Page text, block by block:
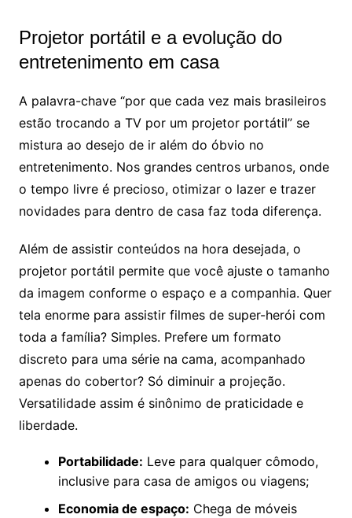
Projetor portátil e a evolução do
entretenimento em casa
A palavra-chave “por que cada vez mais brasileiros
estão trocando a TV por um projetor portátil” se
mistura ao desejo de ir além do óbvio no
entretenimento. Nos grandes centros urbanos, onde
o tempo livre é precioso, otimizar o lazer e trazer
novidades para dentro de casa faz toda diferença.
Além de assistir conteúdos na hora desejada, o
projetor portátil permite que você ajuste o tamanho
da imagem conforme o espaço e a companhia. Quer
tela enorme para assistir filmes de super-herói com
toda a família? Simples. Prefere um formato
discreto para uma série na cama, acompanhado
apenas do cobertor? Só diminuir a projeção.
Versatilidade assim é sinônimo de praticidade e
liberdade.
Portabilidade: Leve para qualquer cômodo,
inclusive para casa de amigos ou viagens;
Economia de espaço: Chega de móveis